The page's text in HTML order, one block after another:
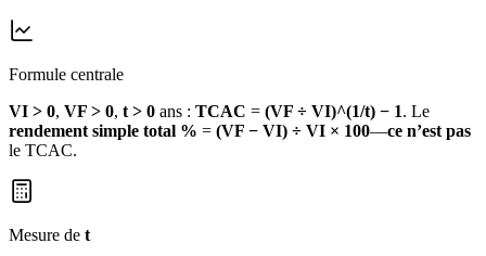
Formule centrale
VI > 0, VF > 0, t > 0 ans : TCAC = (VF ÷ VI)^(1/t) − 1. Le
rendement simple total % = (VF − VI) ÷ VI × 100—ce n’est pas
le TCAC.
Mesure de t